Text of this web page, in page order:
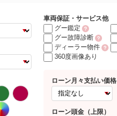
車両保証・サービス他
グー鑑定
グー故障診断
ディーラー物件
360度画像あり
ローン月々支払い価格
ローン頭金（上限）